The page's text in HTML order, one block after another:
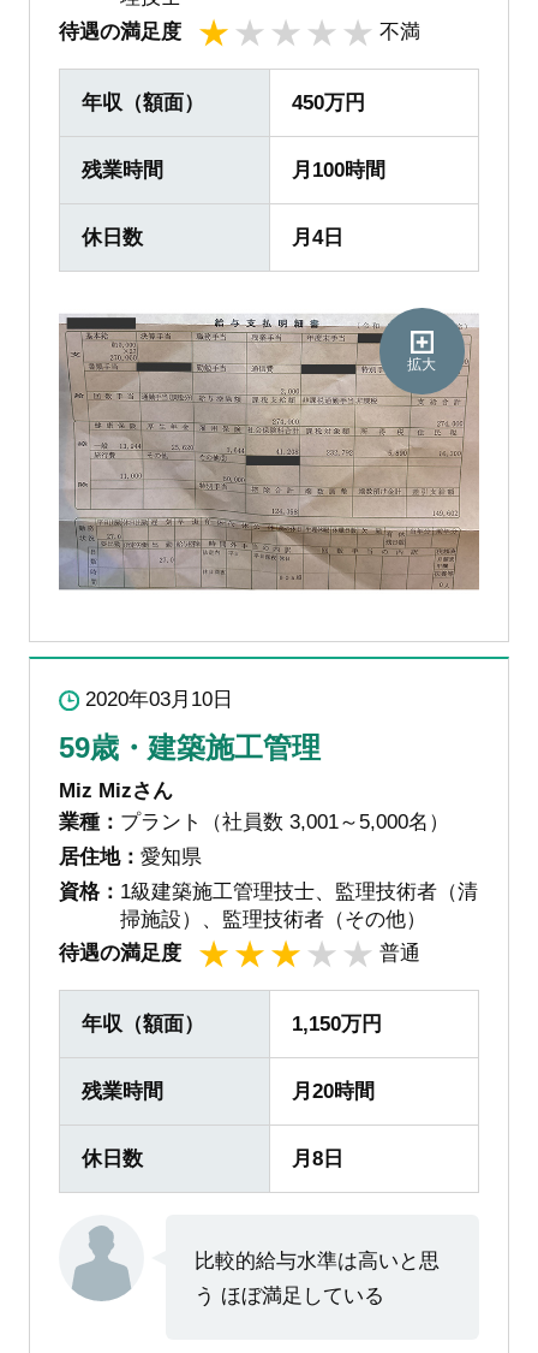
待遇の満足度
不満
年収（額面） 450万円
残業時間 月100時間
休日数 月4日
拡大
2020年03月10日
59歳・建築施工管理
Miz Mizさん
業種： プラント（社員数 3,001～5,000名）
居住地： 愛知県
資格： 1級建築施工管理技士、監理技術者（清
掃施設）、監理技術者（その他）
待遇の満足度
普通
年収（額面） 1,150万円
残業時間 月20時間
休日数 月8日
比較的給与水準は高いと思
う ほぼ満足している